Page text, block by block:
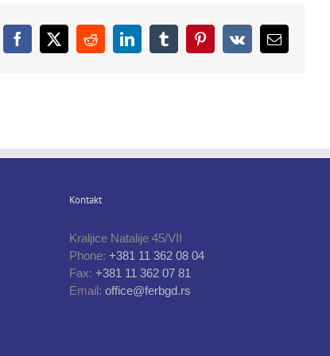
Facebook
X RedditLinkedInTumblrPinterest
Vk Email
Kontakt
Kraljice Natalije 45/VII
Phone: +381 11 362 08 04
Fax: +381 11 362 07 81
Email: office@ferbgd.rs